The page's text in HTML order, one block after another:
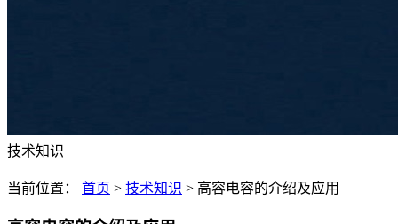
技术知识
当前位置： 首页 > 技术知识 > 高容电容的介绍及应用